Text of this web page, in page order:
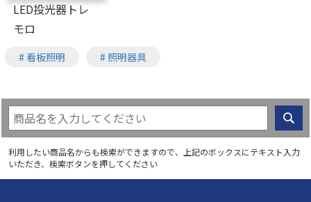
LED投光器トレ
モロ
# 看板照明 # 照明器具
利用したい商品名からも検索ができますので、上記のボックスにテキスト入力
いただき、検索ボタンを押してください